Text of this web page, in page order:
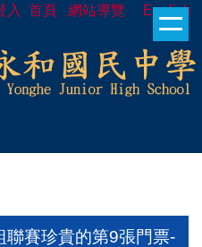
入 首頁 網站導覽 English
聯賽珍貴的第9張門票-